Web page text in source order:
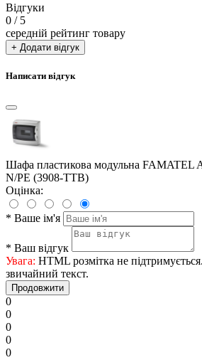
Відгуки
0 / 5
середній рейтинг товару
+ Додати відгук
Написати відгук
Шафа пластикова модульна FAMATEL
N/PE (3908-TTB)
Оцінка:
* Ваше ім'я
* Ваш відгук
Увага: HTML розмітка не
звичайний текст.
Продовжити
0
0
0
0
0